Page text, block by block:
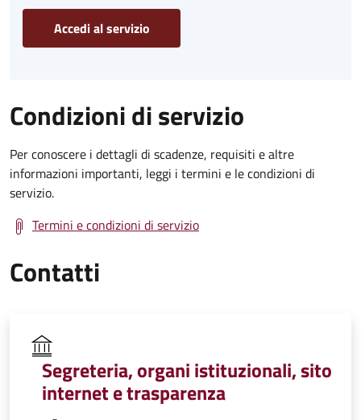
Accedi al servizio
Condizioni di servizio
Per conoscere i dettagli di scadenze, requisiti e altre
informazioni importanti, leggi i termini e le condizioni di
servizio.
Termini e condizioni di servizio
Contatti
Segreteria, organi istituzionali, sito
internet e trasparenza